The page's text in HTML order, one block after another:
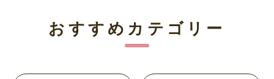
おすすめカテゴリー